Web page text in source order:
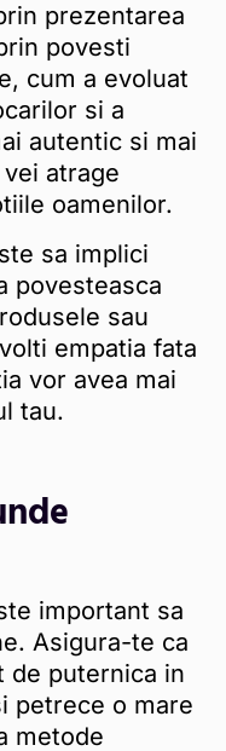
prezentarea
povesti
cum a evoluat
si a
autentic si mai
atrage
oamenilor.
sa implici
povesteasca
sau
empatia fata
vor avea mai
tau.
important sa
Asigura-te ca
de puternica in
petrece o mare
metode